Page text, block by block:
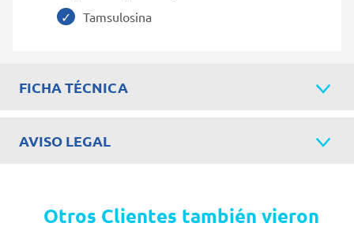
Tamsulosina
FICHA TÉCNICA
AVISO LEGAL
Otros Clientes también vieron